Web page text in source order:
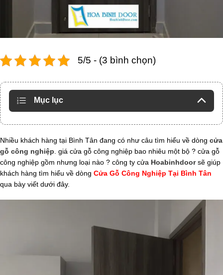
5/5 - (3 bình chọn)
Mục lục
Nhiều khách hàng tại Bình Tân đang có như câu tìm hiểu về dòng cửa
gỗ công nghiệp. giá cửa gỗ công nghiệp bao nhiêu một bộ ? cửa gỗ
công nghiệp gồm nhưng loại nào ? công ty cửa Hoabinhdoorsẽ giúp
khách hàng tìm hiểu về dòng Cửa Gỗ Công Nghiệp Tại Bình Tân
qua bày viết dưới đây.